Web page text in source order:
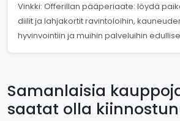
Vinkki: Offerillan pääperiaate: löydä
diilit ja lahjakortit ravintoloihin,
hyvinvointiin ja muihin palveluihin
Samanlaisia
saatat olla